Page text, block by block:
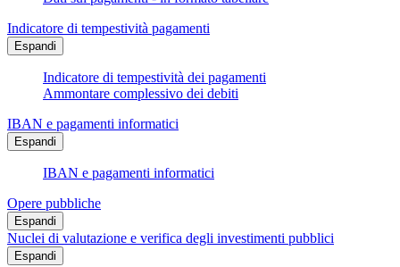
Indicatore di tempestività pagamenti
Espandi
Indicatore di tempestività dei pagamenti
Ammontare complessivo dei debiti
IBAN e pagamenti informatici
Espandi
IBAN e pagamenti informatici
Opere pubbliche
Espandi
Nuclei di valutazione e verifica degli investimenti pubblici
Espandi